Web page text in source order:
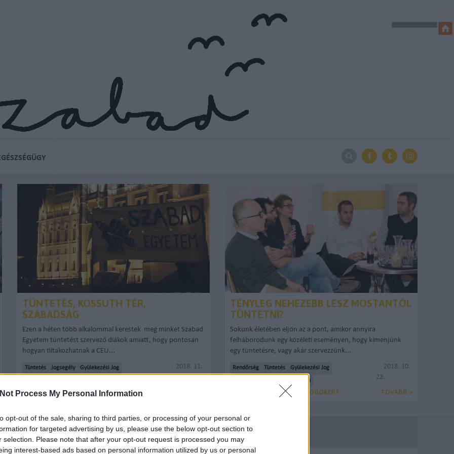
Process My Personal Information
opt-out of the sale, sharing to third parties, or processing of your personal or
for targeted advertising by us, please use the below opt-out section to
selection. Please note that after your opt-out request is processed you may
interest-based ads based on personal information utilized by us or personal
TÜNTETÉS, KOSSUTH TÉR,
SZABADSÁG
Ezen a héten több alkalommal kerestek meg minket Szabad
Egyetem tüntetést szervező diákok amiatt, hogy pontosan
hogyan tiltakozhatnak a CEU...
Tüntetés Jogsegély
Gyülekezési Jog
SZABOATTILA_TASZ
2018. 11.
30.
TÉNYLEG NEHEZEBB LESZ MOSTANTÓL
TÜNTETNI?
Sokunk életében eljön az a pont, amikor annyira
felháborodunk egy közéleti eseményen, hogy kimenjünk
egy tüntetésre, vagy akár szervezzünk...
Rendőrség Tüntetés
Gyülekezési Jog
Megafon
TÁRSASÁG A SZABADSÁGJOGOKÉRT
2018. 10.
22.
TOVÁBB >
MŰKÖDÉSBEN A TÜNTETÉS-KORLÁTOZÓ